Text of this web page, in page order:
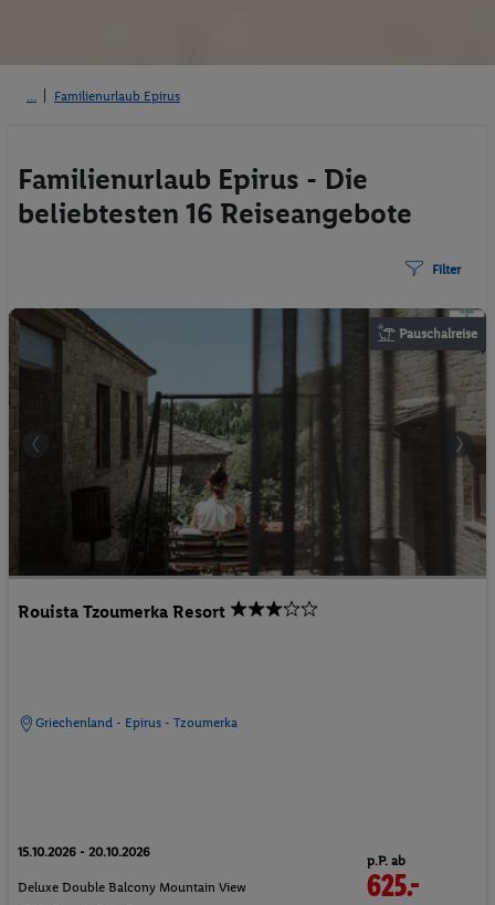
Familienurlaub Epirus
Familienurlaub Epirus - Die
beliebtesten 16 Reiseangebote
Filter
Pauschalreise
Rouista Tzoumerka Resort
Griechenland - Epirus - Tzoumerka
15.10.2026 - 20.10.2026
Deluxe Double Balcony Mountain View
p.P. ab
625.-